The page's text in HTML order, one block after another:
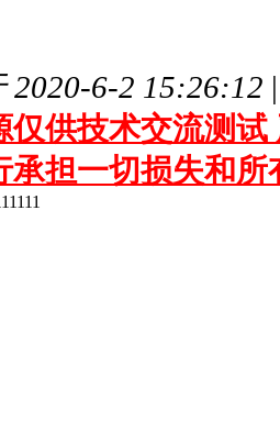
2020-6-2 15:26:12 |
仅供技术交流测
承担一切损失和所